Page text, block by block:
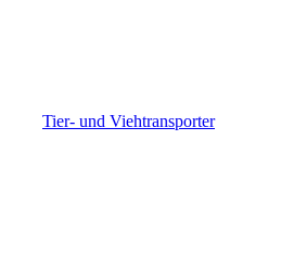
Tier- und Viehtransporter